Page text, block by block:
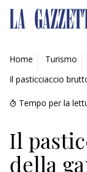
AMBIENTE
MOBILITÀ
INDUSTRIA
RICERCA
Home Turismo
Il pasticciaccio
Tempo per la
Il
della